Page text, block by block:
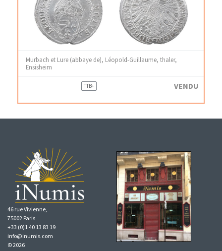
Murbach et Lure (abbaye de), Léopold-Guillaume, thaler,
Ensisheim
TTB+ VENDU
46 rue Vivienne,
75002 Paris
+33 (0)1 40 13 83 19
info@inumis.com
© 2026